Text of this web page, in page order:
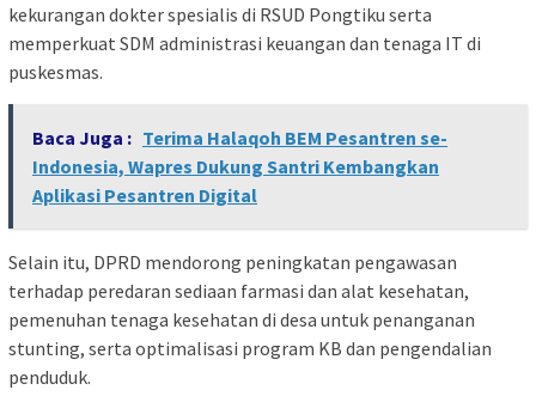
kekurangan dokter spesialis di RSUD Pongtiku serta
memperkuat SDM administrasi keuangan dan tenaga IT di
puskesmas.
Baca Juga : Terima Halaqoh BEM Pesantren se-
Indonesia, Wapres Dukung Santri Kembangkan
Aplikasi Pesantren Digital
Selain itu, DPRD mendorong peningkatan pengawasan
terhadap peredaran sediaan farmasi dan alat kesehatan,
pemenuhan tenaga kesehatan di desa untuk penanganan
stunting, serta optimalisasi program KB dan pengendalian
penduduk.